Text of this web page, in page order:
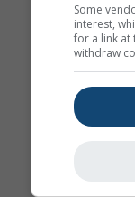
Some
interest,
for a link at
withdraw